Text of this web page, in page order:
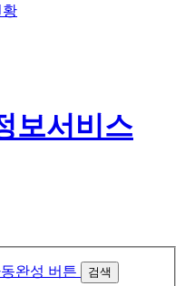
황
검색